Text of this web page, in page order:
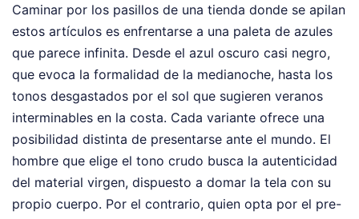
Caminar por los pasillos de una tienda donde se apilan
estos artículos es enfrentarse a una paleta de azules
que parece infinita. Desde el azul oscuro casi negro,
que evoca la formalidad de la medianoche, hasta los
tonos desgastados por el sol que sugieren veranos
interminables en la costa. Cada variante ofrece una
posibilidad distinta de presentarse ante el mundo. El
hombre que elige el tono crudo busca la autenticidad
del material virgen, dispuesto a domar la tela con su
propio cuerpo. Por el contrario, quien opta por el pre-